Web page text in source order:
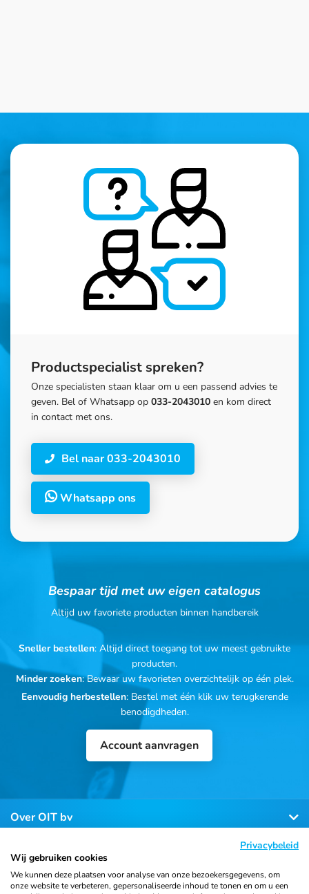
Productspecialist spreken?
Onze specialisten staan klaar om u een passend advies te
geven. Bel of Whatsapp op 033-2043010 en kom direct
in contact met ons.
Bel naar 033-2043010
Whatsapp ons
Bespaar tijd met uw eigen catalogus
Altijd uw favoriete producten binnen handbereik
Sneller bestellen: Altijd direct toegang tot uw meest gebruikte
producten.
Minder zoeken: Bewaar uw favorieten overzichtelijk op één plek.
Eenvoudig herbestellen: Bestel met één klik uw terugkerende
benodigdheden.
Account aanvragen
Over OIT bv
Klantenservice
Privacybeleid
Wij gebruiken cookies
We kunnen deze plaatsen voor analyse van onze bezoekersgegevens, om
onze website te verbeteren, gepersonaliseerde inhoud te tonen en om u een